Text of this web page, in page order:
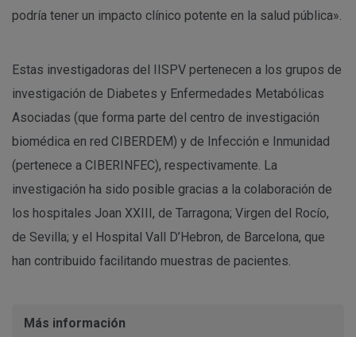
podría tener un impacto clínico potente en la salud pública».
Estas investigadoras del IISPV pertenecen a los grupos de
investigación de Diabetes y Enfermedades Metabólicas
Asociadas (que forma parte del centro de investigación
biomédica en red CIBERDEM) y de Infección e Inmunidad
(pertenece a CIBERINFEC), respectivamente. La
investigación ha sido posible gracias a la colaboración de
los hospitales Joan XXIII, de Tarragona; Virgen del Rocío,
de Sevilla; y el Hospital Vall D’Hebron, de Barcelona, ​​que
han contribuido facilitando muestras de pacientes.
Más información